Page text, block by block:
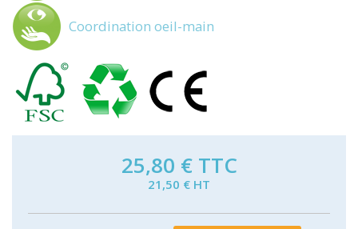
Coordination oeil-main
25,80 € TTC
21,50 € HT